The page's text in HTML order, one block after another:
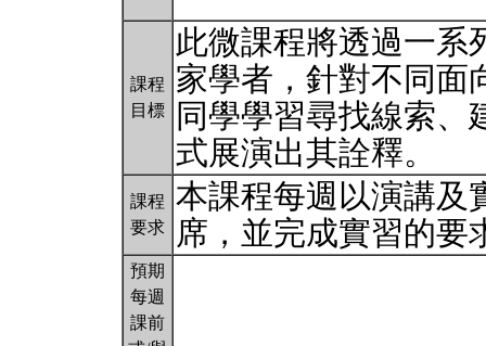
課程
目標
此微課程將透過一系
家學者，針對不同面
同學學習尋找線索、
式展演出其詮釋。
課程
要求
本課程每週以演講及
席，並完成實習的要
預期
每週
課前